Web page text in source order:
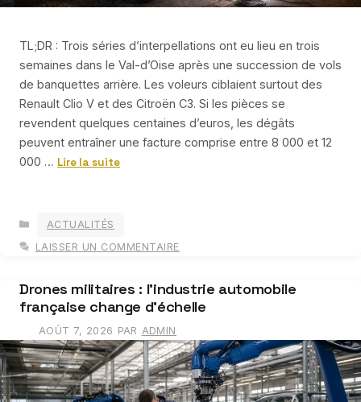
TL;DR : Trois séries d’interpellations ont eu lieu en trois
semaines dans le Val-d’Oise après une succession de vols
de banquettes arrière. Les voleurs ciblaient surtout des
Renault Clio V et des Citroën C3. Si les pièces se
revendent quelques centaines d’euros, les dégâts
peuvent entraîner une facture comprise entre 8 000 et 12
000 … Lire la suite
ACTUALITÉS
LAISSER UN COMMENTAIRE
Drones militaires : l’industrie automobile
française change d’échelle
AOÛT 7, 2026 PAR ADMIN